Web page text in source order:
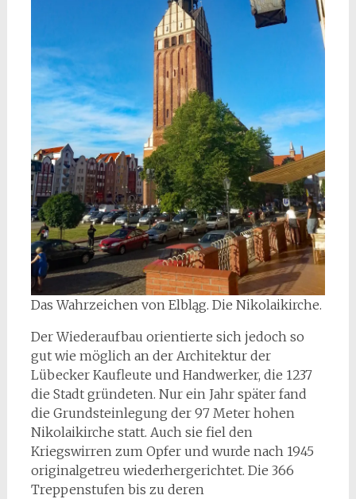
Das Wahrzeichen von Elbląg. Die Nikolaikirche.
Der Wiederaufbau orientierte sich jedoch so
gut wie möglich an der Architektur der
Lübecker Kaufleute und Handwerker, die 1237
die Stadt gründeten. Nur ein Jahr später fand
die Grundsteinlegung der 97 Meter hohen
Nikolaikirche statt. Auch sie fiel den
Kriegswirren zum Opfer und wurde nach 1945
originalgetreu wiederhergerichtet. Die 366
Treppenstufen bis zu deren